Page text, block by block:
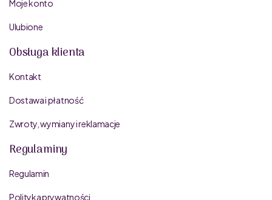
Moje konto
Ulubione
Obsługa klienta
Kontakt
Dostawa i płatność
Zwroty, wymiany i reklamacje
Regulaminy
Regulamin
Polityka prywatności